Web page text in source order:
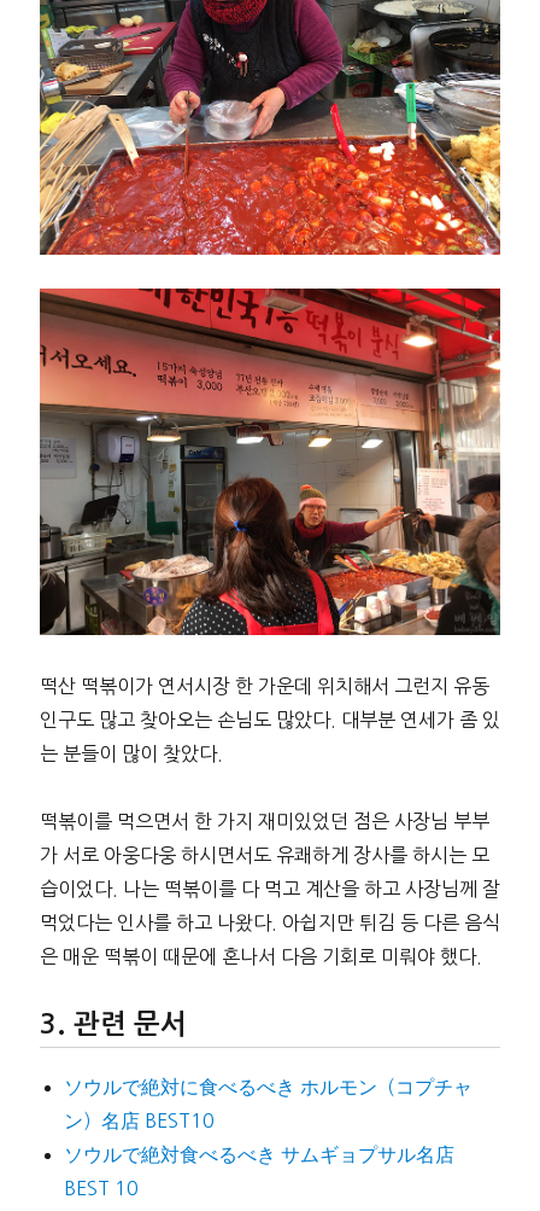
떡산 떡볶이가 연서시장 한 가운데 위치해서 그런지 유동
인구도 많고 찾아오는 손님도 많았다. 대부분 연세가 좀 있
는 분들이 많이 찾았다.
떡볶이를 먹으면서 한 가지 재미있었던 점은 사장님 부부
가 서로 아웅다웅 하시면서도 유쾌하게 장사를 하시는 모
습이었다. 나는 떡볶이를 다 먹고 계산을 하고 사장님께 잘
먹었다는 인사를 하고 나왔다. 아쉽지만 튀김 등 다른 음식
은 매운 떡볶이 때문에 혼나서 다음 기회로 미뤄야 했다.
관련 문서
ソウルで絶対に食べるべき ホルモン（コプチャ
ン）名店 BEST10
ソウルで絶対食べるべき サムギョプサル名店
BEST 10